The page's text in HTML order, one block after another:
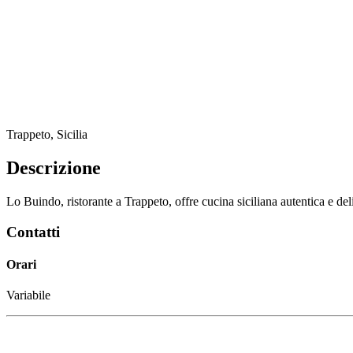
Trappeto, Sicilia
Descrizione
Lo Buindo, ristorante a Trappeto, offre cucina siciliana autentica e
Contatti
Orari
Variabile